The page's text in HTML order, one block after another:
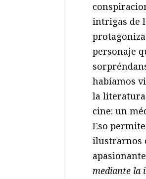
intrigas de
personaje
habíamos
la
cine: un
Eso
ilustrarnos
mediante la